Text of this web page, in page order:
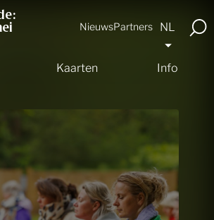
Kaarten Info
NieuwsPartners NL